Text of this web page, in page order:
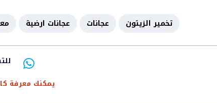
تخمير الزيتون عجانات عجانات ارضية

يمكنك معرفة